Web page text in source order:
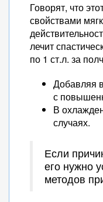
Говорят, что
свойствами
лечит
по 1 ст.л. за
Добавляя
с
В
случаях.
Если
его нужно
методов